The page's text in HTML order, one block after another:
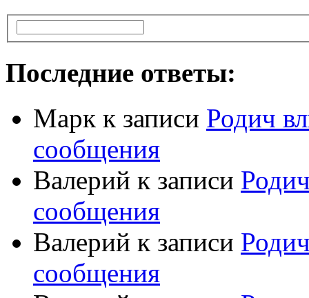
Последние ответы:
Марк к записи Родич
сообщения
Валерий к записи
сообщения
Валерий к записи
сообщения